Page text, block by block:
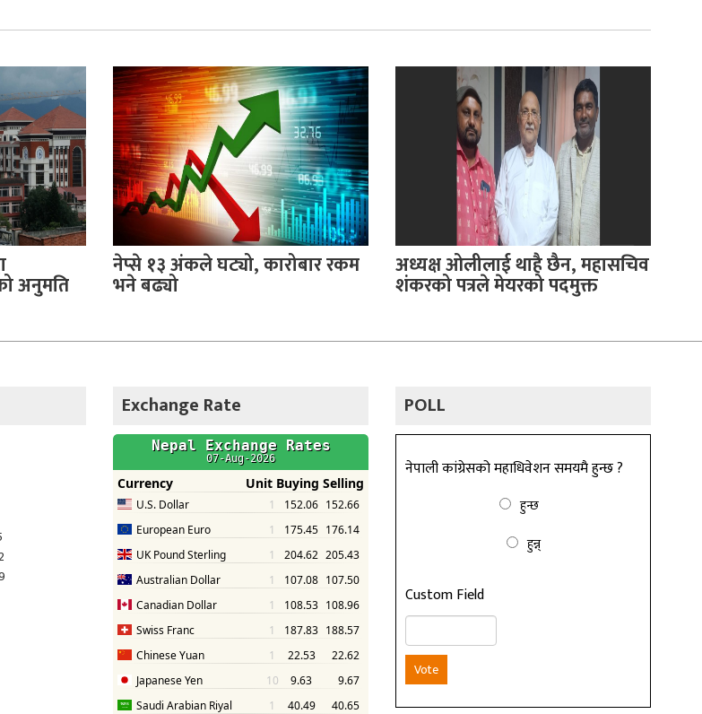
अनुमति
नेप्से १३ अंकले घट्यो, कारोबार रकम
भने बढ्यो
अध्यक्ष ओलीलाई थाहै छैन, महासचिव
शंकरको पत्रले मेयरको पदमुक्त
Exchange Rate POLL
नेपाली कांग्रेसको महाधिवेशन समयमै हुन्छ ?
हुन्छ
हुन्न्
Custom Field
Vote